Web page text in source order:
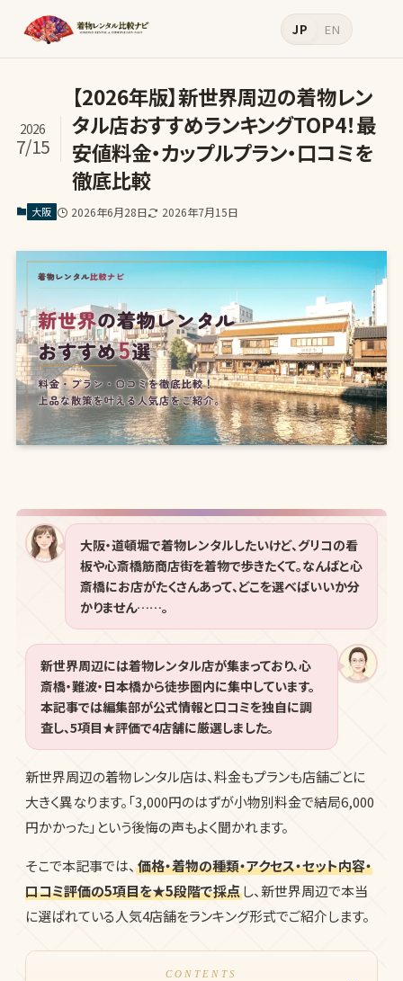
JP EN
【2026年版】新世界周辺の着物レン
タル店おすすめランキングTOP4！最
安値料金・カップルプラン・口コミを
徹底比較
2026
7/15
大阪 2026年6月28日 2026年7月15日
大阪・道頓堀で着物レンタルしたいけど、グリコの看
板や心斎橋筋商店街を着物で歩きたくて。なんばと心
斎橋にお店がたくさんあって、どこを選べばいいか分
かりません……。
新世界周辺には着物レンタル店が集まっており、心
斎橋・難波・日本橋から徒歩圏内に集中しています。
本記事では編集部が公式情報と口コミを独自に調
査し、5項目★評価で4店舗に厳選しました。
新世界周辺の着物レンタル店は、料金もプランも店舗ごとに
大きく異なります。「3,000円のはずが小物別料金で結局6,000
円かかった」という後悔の声もよく聞かれます。
そこで本記事では、 価格・着物の種類・アクセス・セット内容・
口コミ評価の5項目を★5段階で採点し、新世界周辺で本当
に選ばれている人気4店舗をランキング形式でご紹介します。
CONTENTS